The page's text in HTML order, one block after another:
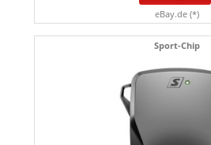
eBay.de (*)
Sport-Chip